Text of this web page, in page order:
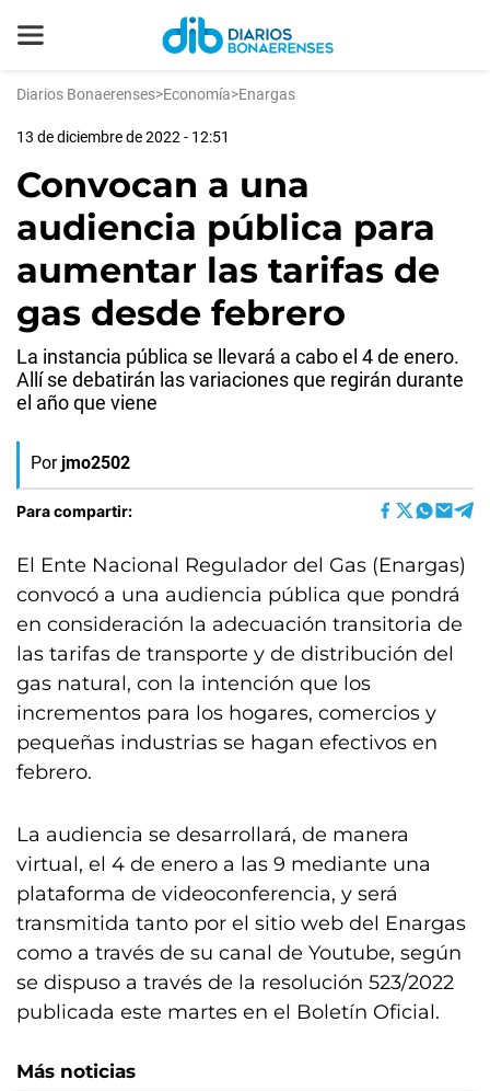
Diarios Bonaerenses>Economía>Enargas
13 de diciembre de 2022 - 12:51
Convocan a una
audiencia pública para
aumentar las tarifas de
gas desde febrero
La instancia pública se llevará a cabo el 4 de enero.
Allí se debatirán las variaciones que regirán durante
el año que viene
Por jmo2502
Para compartir:
El Ente Nacional Regulador del Gas (Enargas)
convocó a una audiencia pública que pondrá
en consideración la adecuación transitoria de
las tarifas de transporte y de distribución del
gas natural, con la intención que los
incrementos para los hogares, comercios y
pequeñas industrias se hagan efectivos en
febrero.
La audiencia se desarrollará, de manera
virtual, el 4 de enero a las 9 mediante una
plataforma de videoconferencia, y será
transmitida tanto por el sitio web del Enargas
como a través de su canal de Youtube, según
se dispuso a través de la resolución 523/2022
publicada este martes en el Boletín Oficial.
Más noticias